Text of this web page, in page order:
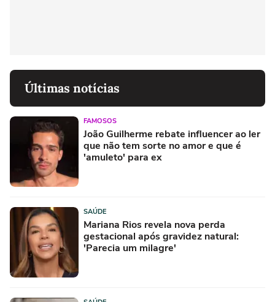
Últimas notícias
FAMOSOS
João Guilherme rebate influencer ao ler
que não tem sorte no amor e que é
'amuleto' para ex
SAÚDE
Mariana Rios revela nova perda
gestacional após gravidez natural:
'Parecia um milagre'